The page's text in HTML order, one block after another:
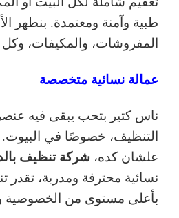
طبية وآمنة ومعتمدة. بنطهر
المفروشات، والمكيفات،
عمالة نسائية متخصصة
ناس كتير بتحب يبقى فيه
التنظيف، خصوصًا في البيوت.
علشان كده، شركة تنظيف
نسائية محترفة ومدربة،
بأعلى مستوى من الخصوصية